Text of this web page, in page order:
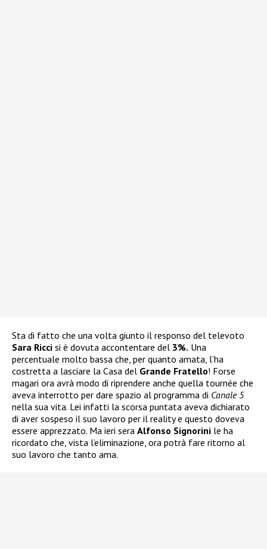
Sta di fatto che una volta giunto il responso del televoto
Sara Ricci si è dovuta accontentare del 3%. Una
percentuale molto bassa che, per quanto amata, l’ha
costretta a lasciare la Casa del Grande Fratello! Forse
magari ora avrà modo di riprendere anche quella tournée che
aveva interrotto per dare spazio al programma di Canale 5
nella sua vita. Lei infatti la scorsa puntata aveva dichiarato
di aver sospeso il suo lavoro per il reality e questo doveva
essere apprezzato. Ma ieri sera Alfonso Signorini le ha
ricordato che, vista l’eliminazione, ora potrà fare ritorno al
suo lavoro che tanto ama.